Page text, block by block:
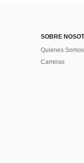
SOBRE
Quienes Somos
Carreras